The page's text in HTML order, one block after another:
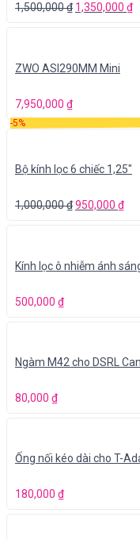
1,500,000₫ 1,350,000 ₫
ZWO ASI290MM Mini
7,950,000 ₫
-5%
Bộ kính lọc 6 chiếc 1,25″
1,000,000₫950,000 ₫
Kính lọc ô nhiễm ánh
500,000 ₫
Ngàm M42 cho DSRL
80,000 ₫
Ống nối kéo dài cho T-
180,000 ₫